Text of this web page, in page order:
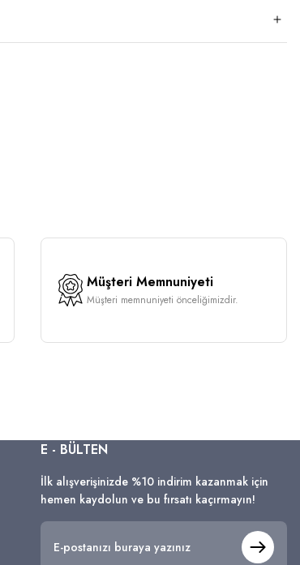
Müşteri Memnuniyeti
Müşteri memnuniyeti önceliğimizdir.
E - BÜLTEN
İlk alışverişinizde %10 indirim kazanmak için
hemen kaydolun ve bu fırsatı kaçırmayın!